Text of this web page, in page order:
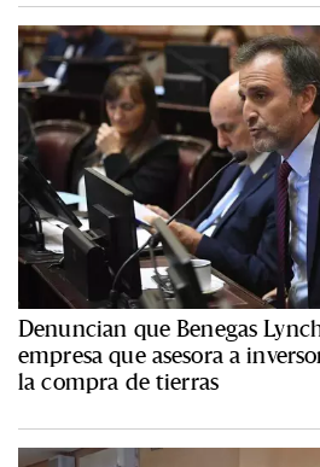
Denuncian que Benegas
empresa que asesora a
la compra de tierras